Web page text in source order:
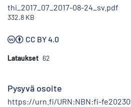
thi_2017_07_2017-08-24_sv.pdf
332.8 KB
CC BY 4.0
Lataukset 62
Pysyvä osoite
https://urn.fi/URN:NBN:fi-